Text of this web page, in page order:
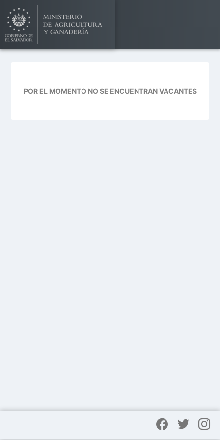
POR EL MOMENTO NO SE ENCUENTRAN VACANTES